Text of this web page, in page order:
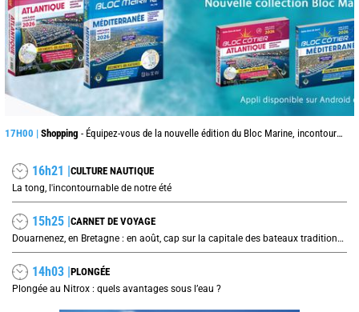
17H00 | Shopping - Équipez-vous de la nouvelle édition du Bloc Marine, incontournable pour vos prochaines navigations !
16h21 |CULTURE NAUTIQUE
La tong, l'incontournable de notre été
15h25 |CARNET DE VOYAGE
Douarnenez, en Bretagne : en août, cap sur la capitale des bateaux traditionnels et de la sardine
14h03 |PLONGÉE
Plongée au Nitrox : quels avantages sous l’eau ?